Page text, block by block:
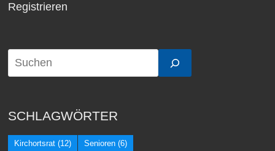
Registrieren
SCHLAGWÖRTER
Kirchortsrat (12) Senioren (6)